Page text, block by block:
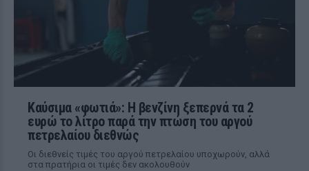
Καύσιμα «φωτιά»: Η βενζίνη ξεπερνά τα 2
ευρώ το λίτρο παρά την πτώση του αργού
πετρελαίου διεθνώς
Οι διεθνείς τιμές του αργού πετρελαίου υποχωρούν, αλλά
στα πρατήρια οι τιμές δεν ακολουθούν